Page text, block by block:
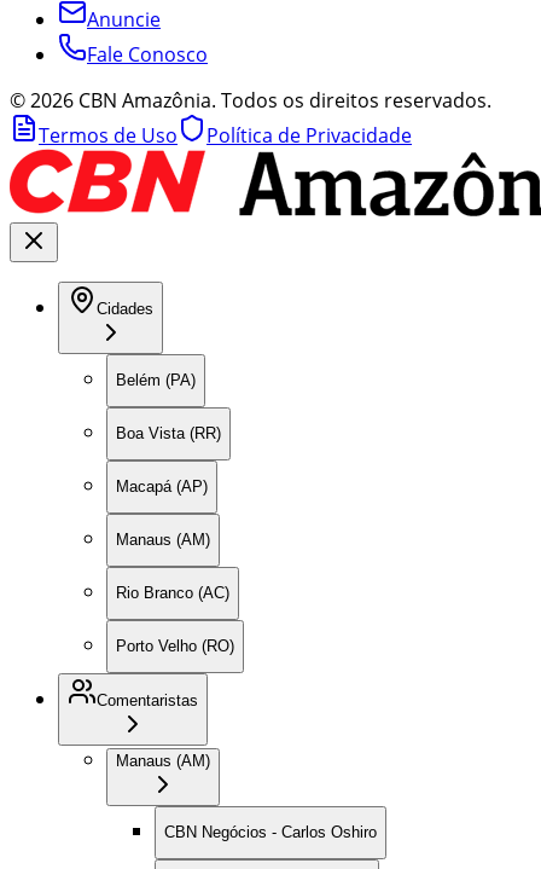
Anuncie
Fale Conosco
©2026 CBN Amazônia. Todos os direitos reservados.
Termos de Uso
Política de Privacidade
Cidades
Belém (PA)
Boa Vista (RR)
Macapá (AP)
Manaus (AM)
Rio Branco (AC)
Porto Velho (RO)
Comentaristas
Manaus (AM)
CBN Negócios - Carlos Oshiro